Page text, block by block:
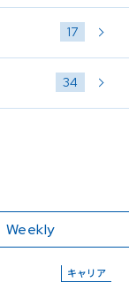
17
34
Weekly
キャリア